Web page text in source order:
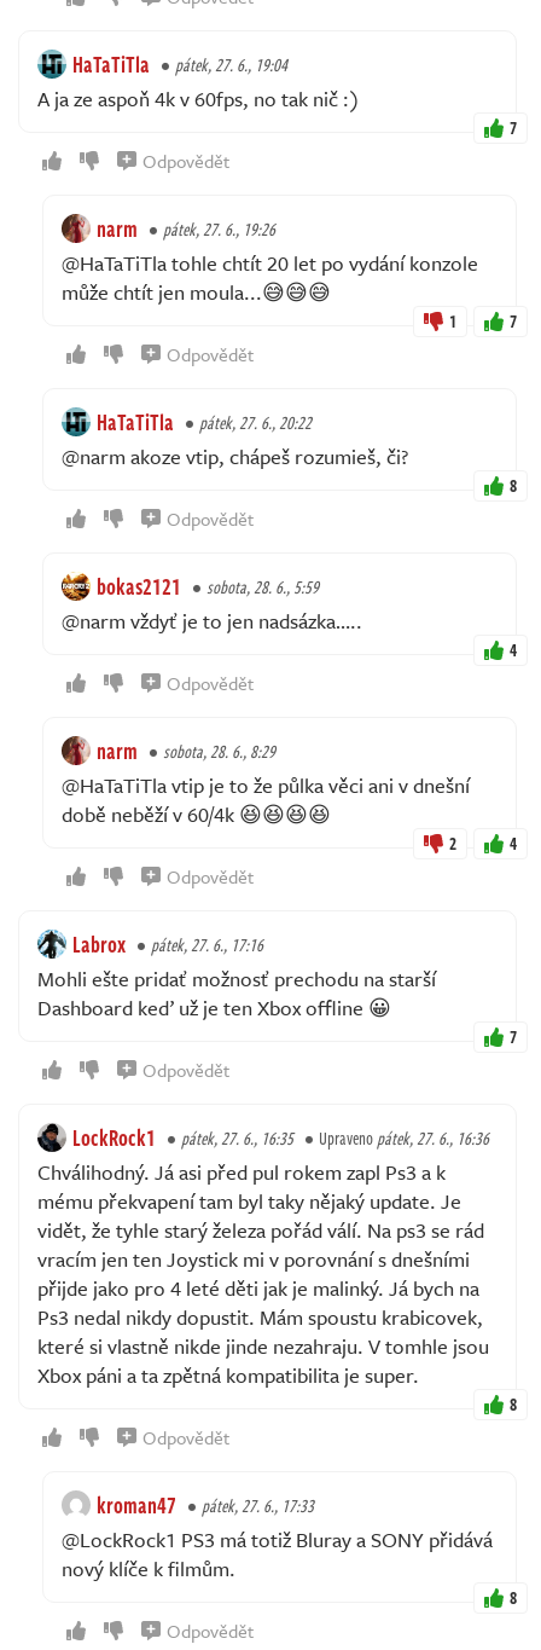
HaTaTiTla pátek, 27. 6., 19:04
A ja ze aspoň 4k v 60fps, no tak nič :)
7
Odpovědět
narm pátek, 27. 6., 19:26
@HaTaTiTla tohle chtít 20 let po vydání konzole
může chtít jen moula...😅😅😅
1 7
Odpovědět
HaTaTiTla pátek, 27. 6., 20:22
@narm akoze vtip, chápeš rozumieš, či?
8
Odpovědět
bokas2121 sobota, 28. 6., 5:59
@narm vždyť je to jen nadsázka…..
4
Odpovědět
narm sobota, 28. 6., 8:29
@HaTaTiTla vtip je to že půlka věci ani v dnešní
době neběží v 60/4k 😆😆😆😆
2 4
Odpovědět
Labrox pátek, 27. 6., 17:16
Mohli ešte pridať možnosť prechodu na starší
Dashboard keď už je ten Xbox offline 😀
7
Odpovědět
LockRock1 pátek, 27. 6., 16:35 Upravenopátek, 27. 6., 16:36
Chválihodný. Já asi před pul rokem zapl Ps3 a k
mému překvapení tam byl taky nějaký update. Je
vidět, že tyhle starý železa pořád válí. Na ps3 se rád
vracím jen ten Joystick mi v porovnání s dnešními
přijde jako pro 4 leté děti jak je malinký. Já bych na
Ps3 nedal nikdy dopustit. Mám spoustu krabicovek,
které si vlastně nikde jinde nezahraju. V tomhle jsou
Xbox páni a ta zpětná kompatibilita je super.
8
Odpovědět
kroman47 pátek, 27. 6., 17:33
@LockRock1 PS3 má totiž Bluray a SONY přidává
nový klíče k filmům.
8
Odpovědět